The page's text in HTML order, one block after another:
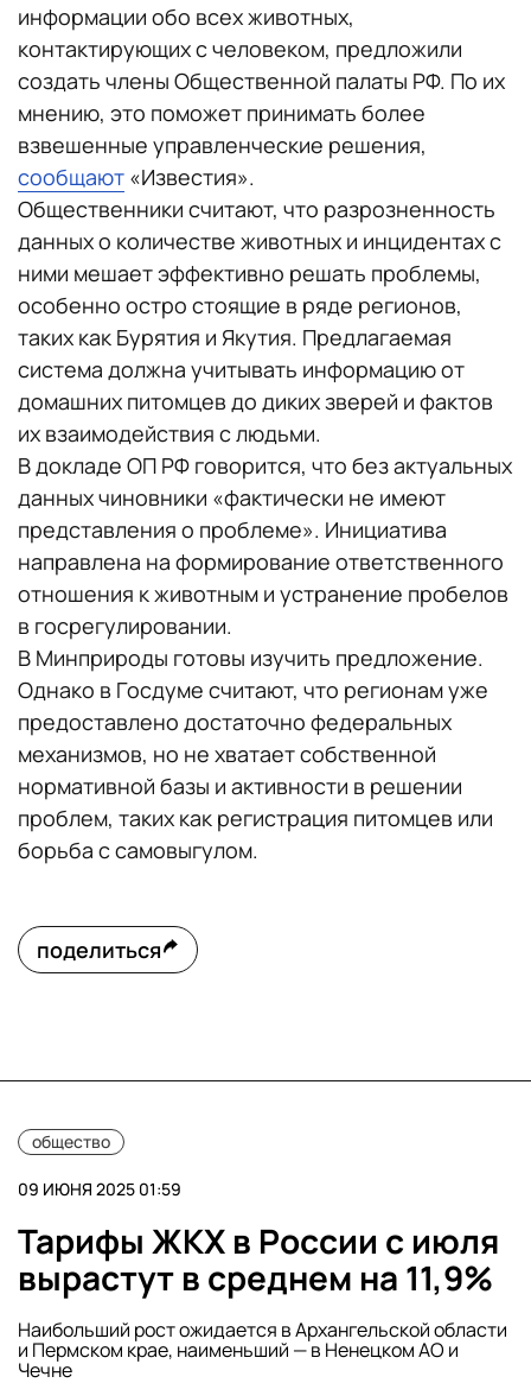
информации обо всех животных,
контактирующих с человеком, предложили
создать члены Общественной палаты РФ. По их
мнению, это поможет принимать более
взвешенные управленческие решения,
сообщают «Известия».
Общественники считают, что разрозненность
данных о количестве животных и инцидентах с
ними мешает эффективно решать проблемы,
особенно остро стоящие в ряде регионов,
таких как Бурятия и Якутия. Предлагаемая
система должна учитывать информацию от
домашних питомцев до диких зверей и фактов
их взаимодействия с людьми.
В докладе ОП РФ говорится, что без актуальных
данных чиновники «фактически не имеют
представления о проблеме». Инициатива
направлена на формирование ответственного
отношения к животным и устранение пробелов
в госрегулировании.
В Минприроды готовы изучить предложение.
Однако в Госдуме считают, что регионам уже
предоставлено достаточно федеральных
механизмов, но не хватает собственной
нормативной базы и активности в решении
проблем, таких как регистрация питомцев или
борьба с самовыгулом.
поделиться
общество
09 ИЮНЯ 2025 01:59
Тарифы ЖКХ в России с июля
вырастут в среднем на 11,9%
Наибольший рост ожидается в Архангельской области
и Пермском крае, наименьший — в Ненецком АО и
Чечне